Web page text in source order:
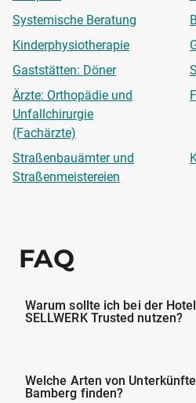
Systemische Beratung
Kinderphysiotherapie
Gaststätten: Döner
Ärzte: Orthopädie und
Unfallchirurgie
(Fachärzte)
Straßenbauämter und
Straßenmeistereien
FAQ
Warum sollte ich bei der
SELLWERK Trusted nutzen?
Welche Arten von
Bamberg finden?